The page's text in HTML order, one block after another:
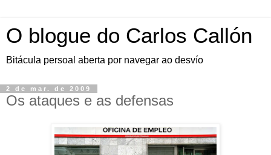
O blogue do Carlos Callón
Bitácula persoal aberta por navegar ao desvío
2 de mar. de 2009
Os ataques e as defensas